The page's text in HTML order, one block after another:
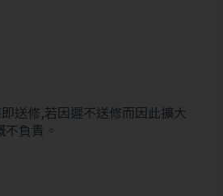
送修,若因遲不送修而因此擴大
負責。